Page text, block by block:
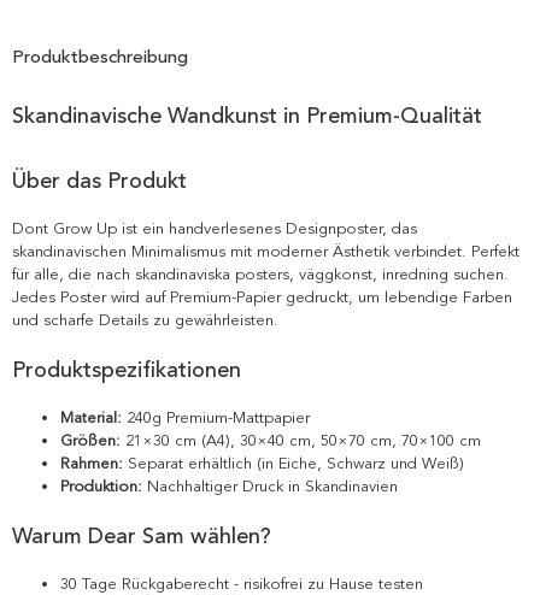
Produktbeschreibung
Skandinavische Wandkunst in Premium-Qualität
Über das Produkt
Dont Grow Up ist ein handverlesenes Designposter, das
skandinavischen Minimalismus mit moderner Ästhetik verbindet. Perfekt
für alle, die nach skandinaviska posters, väggkonst, inredning suchen.
Jedes Poster wird auf Premium-Papier gedruckt, um lebendige Farben
und scharfe Details zu gewährleisten.
Produktspezifikationen
Material: 240g Premium-Mattpapier
Größen: 21×30 cm (A4), 30×40 cm, 50×70 cm, 70×100 cm
Rahmen: Separat erhältlich (in Eiche, Schwarz und Weiß)
Produktion: Nachhaltiger Druck in Skandinavien
Warum Dear Sam wählen?
30 Tage Rückgaberecht - risikofrei zu Hause testen